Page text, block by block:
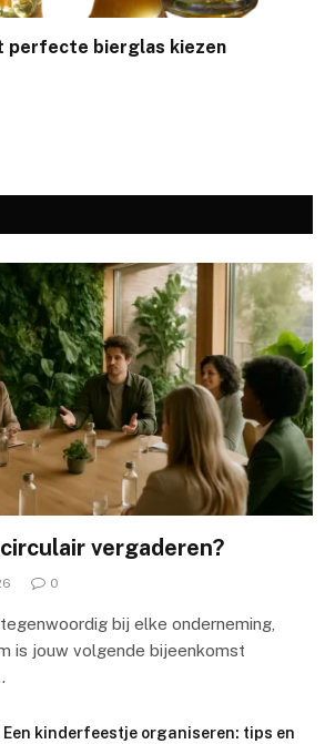
perfecte bierglas kiezen
vergaderen?
0
bij elke onderneming,
is jouw volgende bijeenkomst
Een kinderfeestje organiseren: tips en